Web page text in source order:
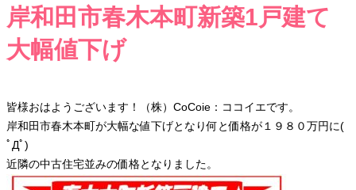
岸和田市春木本町新築1戸建て
大幅値下げ
皆様おはようございます！（株）CoCoie：ココイエです。
岸和田市春木本町が大幅な値下げとなり何と価格が１９８０万円に(
ﾟДﾟ)
近隣の中古住宅並みの価格となりました。